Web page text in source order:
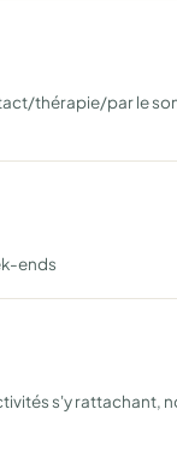
thérapie/par le
ends
s'y rattachant,